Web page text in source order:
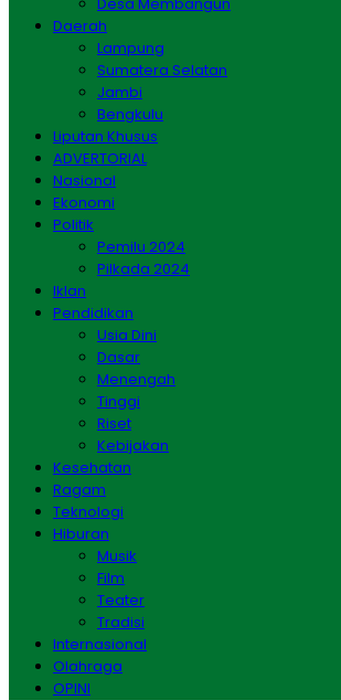
Daerah
Lampung
Sumatera Selatan
Jambi
Bengkulu
Liputan Khusus
ADVERTORIAL
Nasional
Ekonomi
Politik
Pemilu 2024
Pilkada 2024
Iklan
Pendidikan
Usia Dini
Dasar
Menengah
Tinggi
Riset
Kebijakan
Kesehatan
Ragam
Teknologi
Hiburan
Musik
Film
Teater
Tradisi
Internasional
Olahraga
OPINI